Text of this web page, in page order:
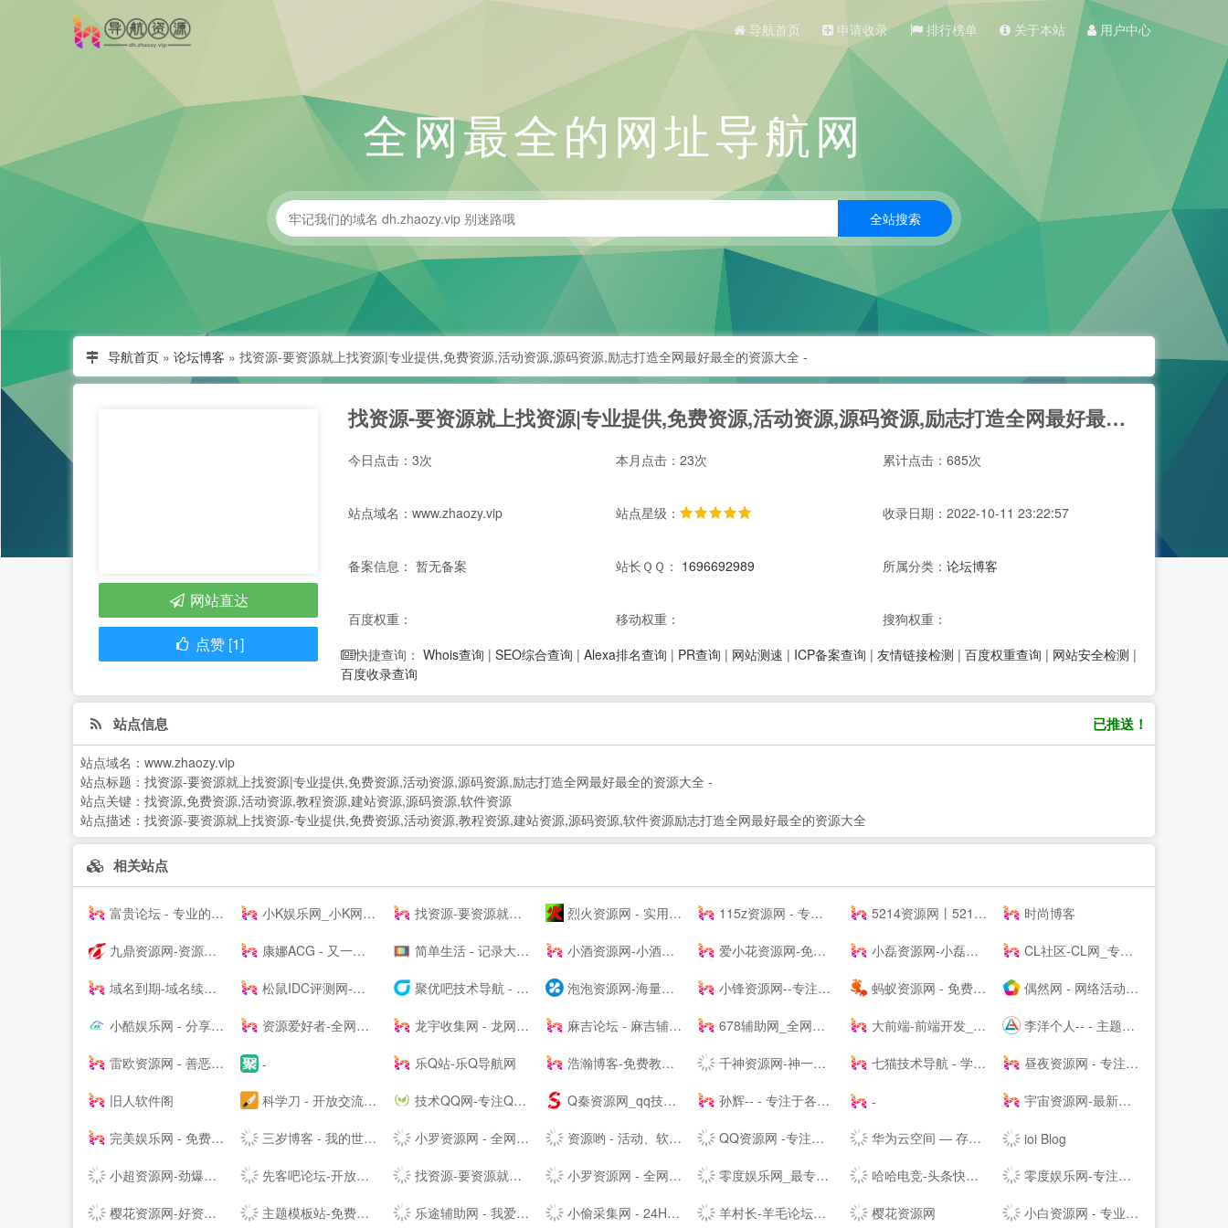
导航首页 申请收录 排行榜单 关于本站 用户中心
全网最全的网址导航网
导航首页 » 论坛博客 » 找资源-要资源就上找资源|专业提供,免费资源,活动资源,源码资源,励志打造全网最好最全的资源大全 -
找资源-要资源就上找资源|专业提供,免费资源,活动资源,源码资源,励志打造全网最好最全的资源大全 -
今日点击：3次 本月点击：23次 累计点击：685次
站点域名：www.zhaozy.vip 站点星级： 收录日期：2022-10-11 23:22:57
备案信息： 暂无备案 站长ＱＱ： 1696692989 所属分类：论坛博客
百度权重： 移动权重： 搜狗权重：
快捷查询： Whois查询 | SEO综合查询 | Alexa排名查询 | PR查询 | 网站测速 | ICP备案查询 | 友情链接检测 | 百度权重查询 | 网站安全检测 |
百度收录查询
网站直达
点赞 [1]
站点信息 已推送！
站点域名： www.zhaozy.vip
站点标题： 找资源-要资源就上找资源|专业提供,免费资源,活动资源,源码资源,励志打造全网最好最全的资源大全 -
站点关键： 找资源,免费资源,活动资源,教程资源,建站资源,源码资源,软件资源
站点描述： 找资源-要资源就上找资源-专业提供,免费资源,活动资源,教程资源,建站资源,源码资源,软件资源励志打造全网最好最全的资源大全
相关站点
富贵论坛 - 专业的虚拟物品交易论坛，QQ号，YY号，手机号，邮箱，游戏帐号交易 - FGBBS.NET 小K娱乐网_小K网-QQ活动_资源分享-源码基地-网赚项目-安卓绿色软件基地 找资源-要资源就上找资源|专业提供,免费资源,活动资源,源码资源,励志打造全网最好最全的资源大全 - 烈火资源网 - 实用并且丰富的资源大全 115z资源网 - 专注网络资源快速下载 5214资源网丨5214辅助网丨5214商铺丨游戏辅助网丨辅助网 时尚博客
九鼎资源网-资源分享-源码基地-综合优质网络资源收集分享 康娜ACG - 又一个二次元聚集站点 简单生活 - 记录大熊和小婷生活点滴的夫妻-- 小酒资源网-小酒专业分享技术术教程 爱小花资源网-免费分享好资源-小花资源网-应有尽有！ 小磊资源网-小磊技术网_软件库_爱收集分享各种破解软件。 CL社区-CL网_专注于全网-挂机项目-免费项目-赚钱项目-游戏搬砖项目-活动线报-源码基地-副业-活动-软件-教程-致力于全网付费项目揭秘分享
域名到期-域名续费提醒 松鼠IDC评测网-服务器_云服务器_主机_优惠_促销_测评 聚优吧技术导航 - 汇聚国内优质资源技术教程网站 泡泡资源网-海量精品资源持续推送 专业可靠的网络知识服务平台 小锋资源网--专注于优质资源分享,每天更新大量原创技术教程,线报活动,QQ技术、QQ资源、微信资源、宅男福利、网络热门、破解软件等... 蚂蚁资源网 - 免费游戏辅助,软件,活动,技术教程分享平台_小刀娱乐网_我爱辅助网_善恶资源网！ 偶然网 - 网络活动资讯共享平台
小酷娱乐网 - 分享永无止境!娱乐,技术,教程,软件网络资源网 资源爱好者-全网资源一网打尽！ 龙宇收集网 - 龙网专注分享免费龙宇网优质资源并收集网络中各种绿色软件 麻吉论坛 - 麻吉辅助,麻吉资源,我爱资源网,麻吉娱乐网,辅助网,破解软件分享,最全面的免费资源论坛 - www.k7788.cn 678辅助网_全网最大免费软件,资源教程,游戏辅助资源网_单机游戏 大前端-前端开发_主机测评推荐 李洋个人-- - 主题模板制作_企业网站搭建_SEO排名优化等多元化服务的个人--网站（Talklee空间）
雷欧资源网 - 善恶资源网,辅助网,678辅助网,小刀娱乐网,破解软件分享,最全面的免费资源平台! - 乐Q站-乐Q导航网 浩瀚博客-免费教程资源网 千神资源网-神一样的资源分享|游戏交流论坛 七猫技术导航 - 学技术,找资源,从这里开始 昼夜资源网 - 专注活动，软件，教程分享！总之就是网络那些事。
旧人软件阁 科学刀 - 开放交流，共享精神，走进科学刀论坛 技术QQ网-专注QQ及微信红包活动_QQ新闻资讯_QQ软件下载 Q秦资源网_qq技术网_古圣资源网_乔合软件库_爱收集资源网_qq业务乐园_小刀娱乐网_qq资源网_流氓资源网_qq教程网-好东西不私藏我们专注分享 孙辉-- - 专注于各种焊接设备、电动缸营销和焊接技术分享交流-后花园笔记 - 宇宙资源网-最新副业项目推荐-网络赚钱课程分享-创业商机-新媒体运营-资源整合-创业项目
完美娱乐网 - 免费活动福利等分享平台 三岁博客 - 我的世界只有你懂 小罗资源网 - 全网最精免费优质资源,活动线报,实用软件,技术教程等内容 资源哟 - 活动、软件、教程 - 综合资源聚合平台 QQ资源网 -专注分享网络优质资源 华为云空间 — 存于云间，尽享精彩
ioi Blog
小超资源网-劲爆游戏辅助网_我爱辅助网_专注分享绿色软件
先客吧论坛-开放交流-极致分享 找资源-要资源就上找资源|专业提供,免费资源,活动资源,源码资源,励志打造全网最好最全的资源大全- 小罗资源网 - 全网最精免费优质资源,软件,技术等分享 零度娱乐网_最专业的资源收集分享平台_破解软件教程源码分享|易语言源码|线报乐园|最专业的技术网站|最新QQ资讯 哈哈电竞-头条快讯网，综合商业资讯报道 零度娱乐网-专注绿色软件与网络技术分享
樱花资源网-好资源不私藏!大家一起分享! 主题模板站-免费模板,免费源码,PHP源码,网站模板,插件软件资源分享平台! 乐途辅助网 - 我爱辅助网_678辅助网-找辅助上乐途-最大游戏辅助网-热门辅助资源网 小偷采集网 - 24H实时更新全网资源专注网络资源快速收集和查询 羊村长-羊毛论坛，开放交流，共享精神，让你的钱包鼓起来！ - Powered by Discuz! 樱花资源网 小白资源网 - 专业免费分享QQ技术资源，优质教程,辅助,QQ技术,以及其他日常信息,好货不私藏!